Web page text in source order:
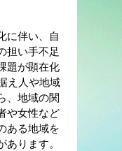
に伴い、自
担い手不足
題が顕在化
え人や地域
、地域の関
や女性など
ある地域を
ります。